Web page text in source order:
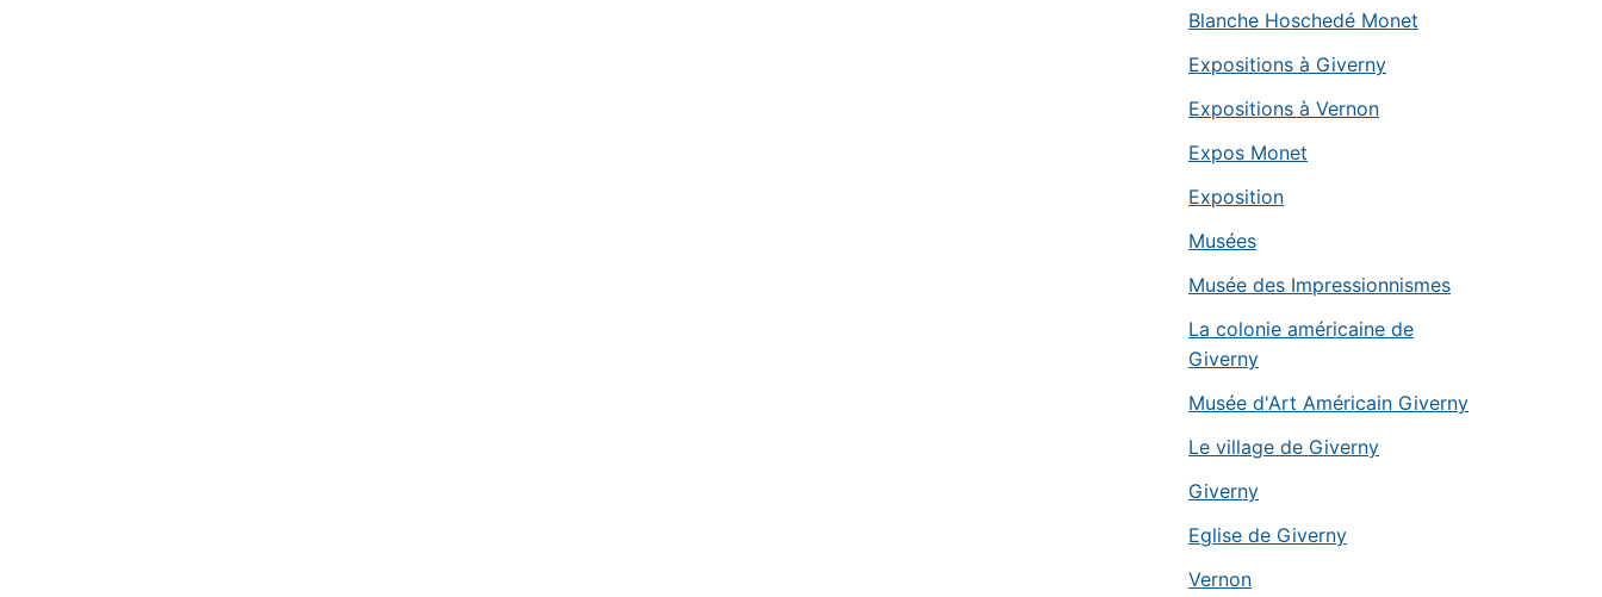
Blanche Hoschedé Monet
Expositions à Giverny
Expositions à Vernon
Expos Monet
Exposition
Musées
Musée des Impressionnismes
La colonie américaine de
Giverny
Musée d'Art Américain Giverny
Le village de Giverny
Giverny
Eglise de Giverny
Vernon